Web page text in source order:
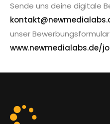
Sende uns deine digitale
unser Bewerbungsformular:
www.newmedialabs.de/